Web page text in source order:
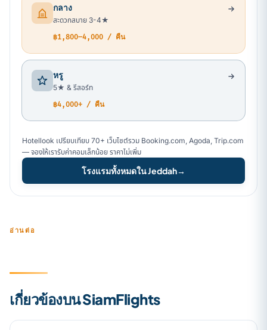
กลาง
สะดวกสบาย 3-4★
฿1,800–4,000 / คืน
หรู
5★ & รีสอร์ท
฿4,000+ / คืน
Hotellook เปรียบเทียบ 70+ เว็บไซต์รวม Booking.com, Agoda, Trip.com
— จองให้เรารับค่าคอมเล็กน้อย ราคาไม่เพิ่ม
โรงแรมทั้งหมดใน Jeddah→
อ่านต่อ
เกี่ยวข้องบน SiamFlights